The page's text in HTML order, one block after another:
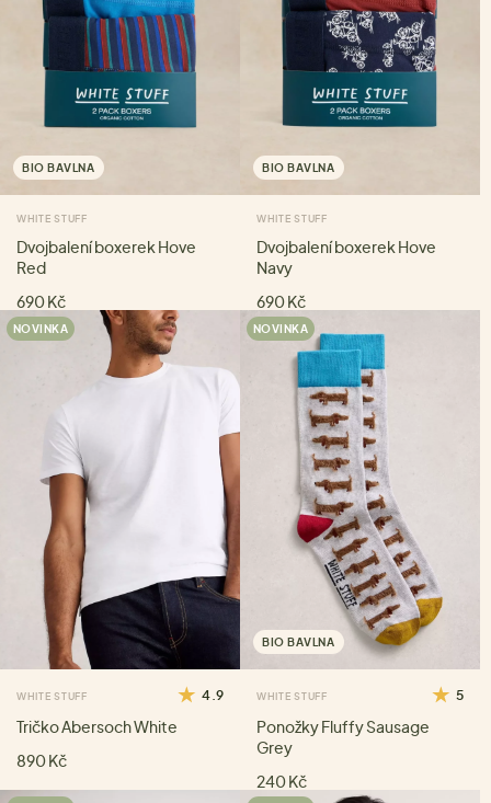
BIO BAVLNA
WHITE STUFF
Dvojbalení boxerek Hove
Red
690 Kč
BIO BAVLNA
WHITE STUFF
Dvojbalení boxerek Hove
Navy
690 Kč
NOVINKA
WHITE STUFF 4.9
Tričko Abersoch White
890 Kč
NOVINKA
BIO BAVLNA
WHITE STUFF 5
Ponožky Fluffy Sausage
Grey
240 Kč